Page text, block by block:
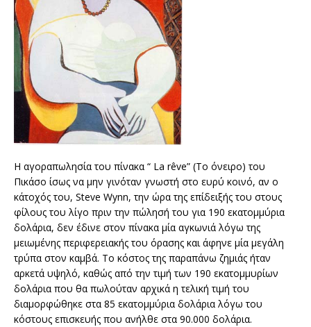
Η αγοραπωλησία του πίνακα “ La rêve” (Το όνειρο) του
Πικάσο ίσως να μην γινόταν γνωστή στο ευρύ κοινό, αν ο
κάτοχός του, Steve Wynn, την ώρα της επίδειξής του στους
φίλους του λίγο πριν την πώλησή του για 190 εκατομμύρια
δολάρια, δεν έδινε στον πίνακα μία αγκωνιά λόγω της
μειωμένης περιφερειακής του όρασης και άφηνε μία μεγάλη
τρύπα στον καμβά. Το κόστος της παραπάνω ζημιάς ήταν
αρκετά υψηλό, καθώς από την τιμή των 190 εκατομμυρίων
δολάρια που θα πωλούταν αρχικά η τελική τιμή του
διαμορφώθηκε στα 85 εκατομμύρια δολάρια λόγω του
κόστους επισκευής που ανήλθε στα 90.000 δολάρια.